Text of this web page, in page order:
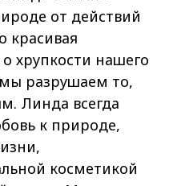
от действий
красивая
хрупкости нашего
разрушаем то,
Линда всегда
к природе,
косметикой